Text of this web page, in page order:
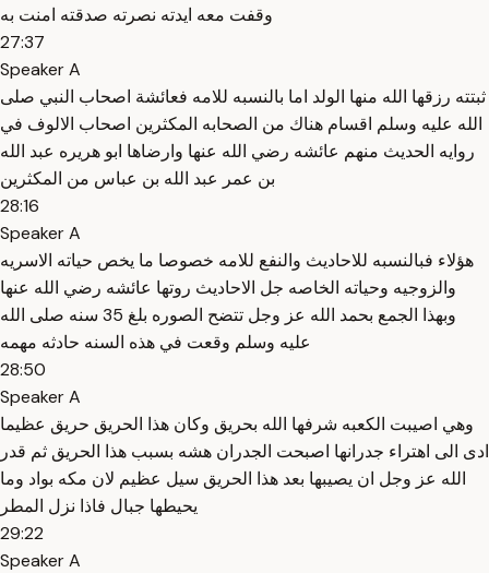
وقفت معه ايدته نصرته صدقته امنت به
27:37
Speaker A
ثبتته رزقها الله منها الولد اما بالنسبه للامه فعائشة اصحاب النبي صلى
الله عليه وسلم اقسام هناك من الصحابه المكثرين اصحاب الالوف في
روايه الحديث منهم عائشه رضي الله عنها وارضاها ابو هريره عبد الله
بن عمر عبد الله بن عباس من المكثرين
28:16
Speaker A
هؤلاء فبالنسبه للاحاديث والنفع للامه خصوصا ما يخص حياته الاسريه
والزوجيه وحياته الخاصه جل الاحاديث روتها عائشه رضي الله عنها
وبهذا الجمع بحمد الله عز وجل تتضح الصوره بلغ 35 سنه صلى الله
عليه وسلم وقعت في هذه السنه حادثه مهمه
28:50
Speaker A
وهي اصيبت الكعبه شرفها الله بحريق وكان هذا الحريق حريق عظيما
ادى الى اهتراء جدرانها اصبحت الجدران هشه بسبب هذا الحريق ثم قدر
الله عز وجل ان يصيبها بعد هذا الحريق سيل عظيم لان مكه بواد وما
يحيطها جبال فاذا نزل المطر
29:22
Speaker A